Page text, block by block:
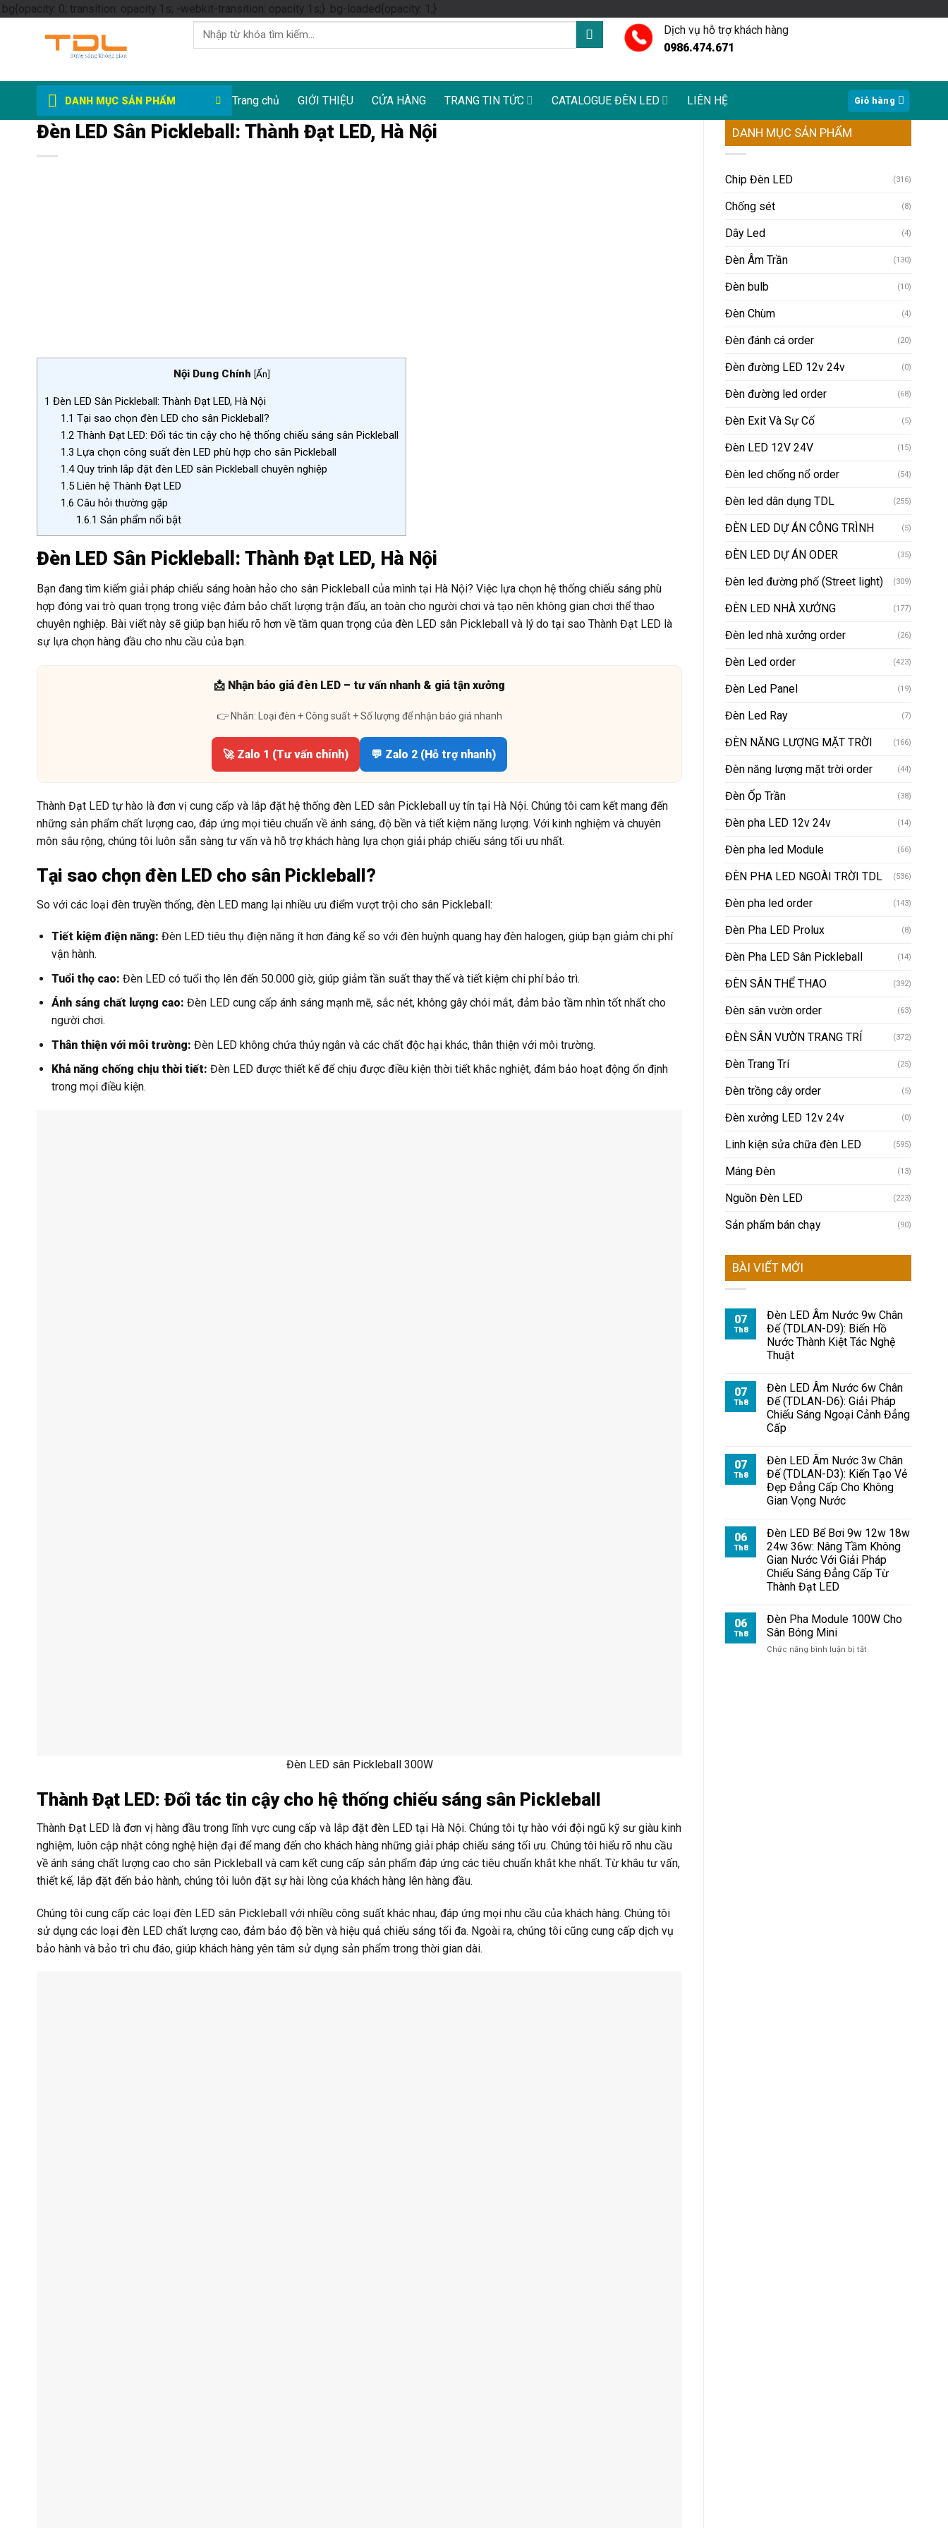
.bg{opacity: 0; transition: opacity 1s; -webkit-transition: opacity 1s;} .bg-loaded{opacity: 1;}Skip
to
Tìm
kiếm:
Dịch vụ hỗ trợ khách hàng
0986.474.671
DANH MỤC SẢN PHẨM Trang chủ GIỚI THIỆU CỬA HÀNG TRANG TIN TỨC CATALOGUE ĐÈN LED LIÊN HỆ Giỏ hàng
Đèn LED Sân Pickleball: Thành Đạt LED, Hà Nội
Nội Dung Chính [Ẩn]
1 Đèn LED Sân Pickleball: Thành Đạt LED, Hà Nội
1.1 Tại sao chọn đèn LED cho sân Pickleball?
1.2Thành Đạt LED: Đối tác tin cậy cho hệ thống chiếu sáng sân Pickleball
1.3 Lựa chọn công suất đèn LED phù hợp cho sân Pickleball
1.4Quy trình lắp đặt đèn LED sân Pickleball chuyên nghiệp
1.5Liên hệ Thành Đạt LED
1.6 Câu hỏi thường gặp
1.6.1 Sản phẩm nổi bật
Đèn LED Sân Pickleball: Thành Đạt LED, Hà Nội
Bạn đang tìm kiếm giải pháp chiếu sáng hoàn hảo cho sân Pickleball của mình tại Hà Nội? Việc lựa chọn hệ thống chiếu sáng phù
hợp đóng vai trò quan trọng trong việc đảm bảo chất lượng trận đấu, an toàn cho người chơi và tạo nên không gian chơi thể thao
chuyên nghiệp. Bài viết này sẽ giúp bạn hiểu rõ hơn về tầm quan trọng của đèn LED sân Pickleball và lý do tại sao Thành Đạt LED là
sự lựa chọn hàng đầu cho nhu cầu của bạn.
📩 Nhận báo giá đèn LED – tư vấn nhanh & giá tận xưởng
👉 Nhắn: Loại đèn + Công suất + Số lượng để nhận báo giá nhanh
🚀 Zalo 1 (Tư vấn chính) 💬 Zalo 2 (Hỗ trợ nhanh)
Thành Đạt LED tự hào là đơn vị cung cấp và lắp đặt hệ thống đèn LED sân Pickleball uy tín tại Hà Nội. Chúng tôi cam kết mang đến
những sản phẩm chất lượng cao, đáp ứng mọi tiêu chuẩn về ánh sáng, độ bền và tiết kiệm năng lượng. Với kinh nghiệm và chuyên
môn sâu rộng, chúng tôi luôn sẵn sàng tư vấn và hỗ trợ khách hàng lựa chọn giải pháp chiếu sáng tối ưu nhất.
Tại sao chọn đèn LED cho sân Pickleball?
So với các loại đèn truyền thống, đèn LED mang lại nhiều ưu điểm vượt trội cho sân Pickleball:
Tiết kiệm điện năng: Đèn LED tiêu thụ điện năng ít hơn đáng kể so với đèn huỳnh quang hay đèn halogen, giúp bạn giảm chi phí
vận hành.
Tuổi thọ cao: Đèn LED có tuổi thọ lên đến 50.000 giờ, giúp giảm tần suất thay thế và tiết kiệm chi phí bảo trì.
Ánh sáng chất lượng cao: Đèn LED cung cấp ánh sáng mạnh mẽ, sắc nét, không gây chói mắt, đảm bảo tầm nhìn tốt nhất cho
người chơi.
Thân thiện với môi trường: Đèn LED không chứa thủy ngân và các chất độc hại khác, thân thiện với môi trường.
Khả năng chống chịu thời tiết: Đèn LED được thiết kế để chịu được điều kiện thời tiết khắc nghiệt, đảm bảo hoạt động ổn định
trong mọi điều kiện.
Đèn LED sân Pickleball 300W
Thành Đạt LED: Đối tác tin cậy cho hệ thống chiếu sáng sân Pickleball
Thành Đạt LED là đơn vị hàng đầu trong lĩnh vực cung cấp và lắp đặt đèn LED tại Hà Nội. Chúng tôi tự hào với đội ngũ kỹ sư giàu kinh
nghiệm, luôn cập nhật công nghệ hiện đại để mang đến cho khách hàng những giải pháp chiếu sáng tối ưu. Chúng tôi hiểu rõ nhu cầu
về ánh sáng chất lượng cao cho sân Pickleball và cam kết cung cấp sản phẩm đáp ứng các tiêu chuẩn khắt khe nhất. Từ khâu tư vấn,
thiết kế, lắp đặt đến bảo hành, chúng tôi luôn đặt sự hài lòng của khách hàng lên hàng đầu.
Chúng tôi cung cấp các loại đèn LED sân Pickleball với nhiều công suất khác nhau, đáp ứng mọi nhu cầu của khách hàng. Chúng tôi
sử dụng các loại đèn LED chất lượng cao, đảm bảo độ bền và hiệu quả chiếu sáng tối đa. Ngoài ra, chúng tôi cũng cung cấp dịch vụ
bảo hành và bảo trì chu đáo, giúp khách hàng yên tâm sử dụng sản phẩm trong thời gian dài.
DANH MỤC SẢN PHẨM
Chip Đèn LED (316)
Chống sét (8)
Dây Led (4)
Đèn Âm Trần (130)
Đèn bulb (10)
Đèn Chùm (4)
Đèn đánh cá order (20)
Đèn đường LED 12v 24v (0)
Đèn đường led order (68)
Đèn Exit Và Sự Cố (5)
Đèn LED 12V 24V (15)
Đèn led chống nổ order (54)
Đèn led dân dụng TDL (255)
ĐÈN LED DỰ ÁN CÔNG TRÌNH (5)
ĐÈN LED DỰ ÁN ODER (35)
Đèn led đường phố (Street light) (309)
ĐÈN LED NHÀ XƯỞNG (177)
Đèn led nhà xưởng order (26)
Đèn Led order (423)
Đèn Led Panel (19)
Đèn Led Ray (7)
ĐÈN NĂNG LƯỢNG MẶT TRỜI (166)
Đèn năng lượng mặt trời order (44)
Đèn Ốp Trần (38)
Đèn pha LED 12v 24v (14)
Đèn pha led Module (66)
ĐÈN PHA LED NGOÀI TRỜI TDL (536)
Đèn pha led order (143)
Đèn Pha LED Prolux (8)
Đèn Pha LED Sân Pickleball (14)
ĐÈN SÂN THỂ THAO (392)
Đèn sân vườn order (63)
ĐÈN SÂN VƯỜN TRANG TRÍ (372)
Đèn Trang Trí (25)
Đèn trồng cây order (5)
Đèn xưởng LED 12v 24v (0)
Linh kiện sửa chữa đèn LED (595)
Máng Đèn (13)
Nguồn Đèn LED (223)
Sản phẩm bán chạy (90)
BÀI VIẾT MỚI
07
Th8
Đèn LED Âm Nước 9w Chân
Đế (TDLAN-D9): Biến Hồ
Nước Thành Kiệt Tác Nghệ
Thuật
07
Th8
Đèn LED Âm Nước 6w Chân
Đế (TDLAN-D6): Giải Pháp
Chiếu Sáng Ngoại Cảnh Đẳng
Cấp
07
Th8
Đèn LED Âm Nước 3w Chân
Đế (TDLAN-D3): Kiến Tạo Vẻ
Đẹp Đẳng Cấp Cho Không
Gian Vọng Nước
06
Th8
Đèn LED Bể Bơi 9w 12w 18w
24w 36w: Nâng Tầm Không
Gian Nước Với Giải Pháp
Chiếu Sáng Đẳng Cấp Từ
Thành Đạt LED
06
Th8
Đèn Pha Module 100W Cho
Sân Bóng Mini
Chức năng bình luận bị tắt